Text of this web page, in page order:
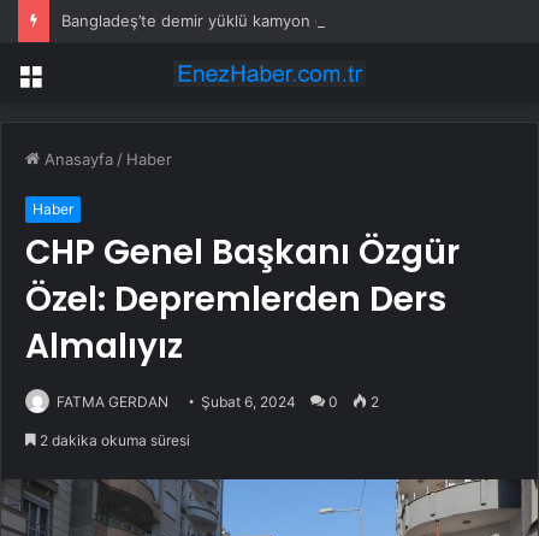
Bangladeş’te demir yüklü kamyon devrildi: 15 ölü
Menü
Anasayfa / Haber
Haber
CHP Genel Başkanı Özgür
Özel: Depremlerden Ders
Almalıyız
FATMA GERDAN Şubat 6, 2024 0 2
2 dakika okuma süresi